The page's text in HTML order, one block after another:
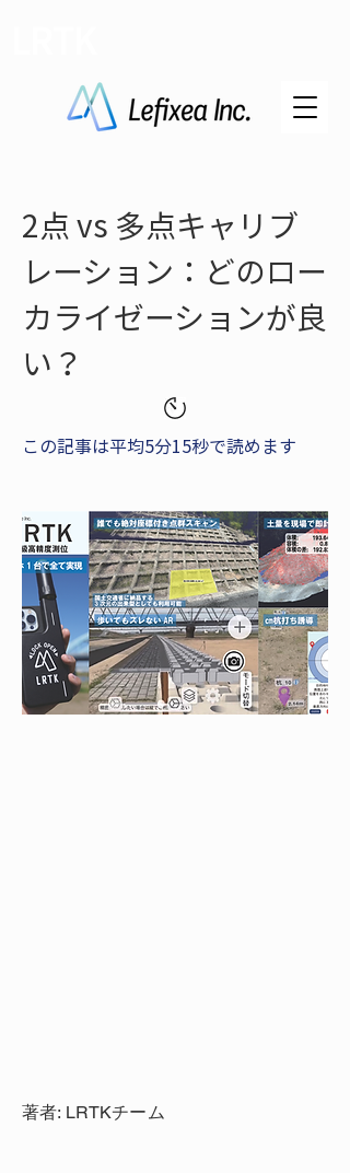
2点 vs 多点キャリブ
レーション：どのロー
カライゼーションが良
い？
この記事は平均5分15秒で読めます
著者: LRTKチーム